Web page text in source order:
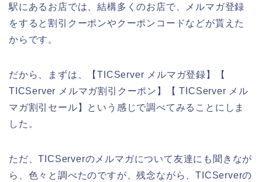
駅にあるお店では、結構多くのお店で、メルマガ登録
をすると割引クーポンやクーポンコードなどが貰えた
からです。
だから、まずは、【TICServer メルマガ登録】【
TICServer メルマガ割引クーポン】【 TICServer メル
マガ割引セール】という感じで調べてみることにしま
した。
ただ、TICServerのメルマガについて友達にも聞きなが
ら、色々と調べたのですが、残念ながら、TICServerの